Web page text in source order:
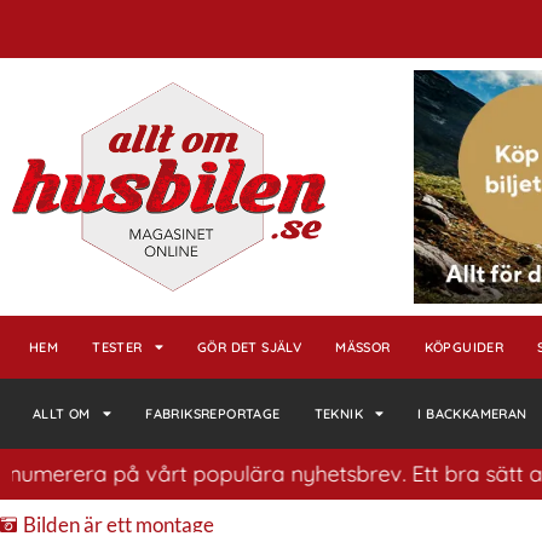
HEM TESTER GÖR DET SJÄLV MÄSSOR KÖPGUIDER
ALLT OM FABRIKSREPORTAGE TEKNIK I BACKKAMERAN
populära nyhetsbrev. Ett bra sätt att ha koll på
Bilden är ett montage